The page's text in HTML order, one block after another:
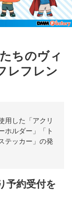
ちのヴィ
レフレン
用した「アクリ
ホルダー」「ト
テッカー」の発
予約受付を